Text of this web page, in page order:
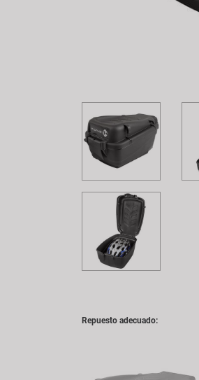
Repuesto adecuado: